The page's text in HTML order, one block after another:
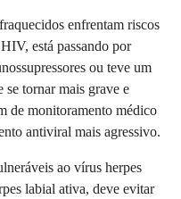
enfrentam riscos
está passando por
ou teve um
se tornar mais grave e
de monitoramento médico
antiviral mais agressivo.
ao vírus herpes
labial ativa, deve evitar